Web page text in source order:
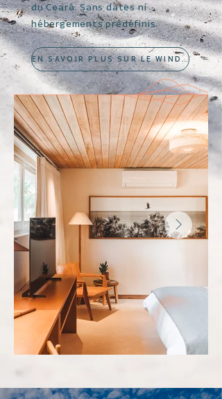
du Ceará. Sans dates ni
hébergements prédéfinis.
EN SAVOIR PLUS SUR LE WIND HOUSE